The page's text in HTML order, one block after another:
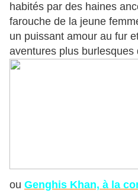
habités par des haines
farouche de la jeune
un puissant amour au fur
aventures plus burlesques
ou Genghis Khan, à la